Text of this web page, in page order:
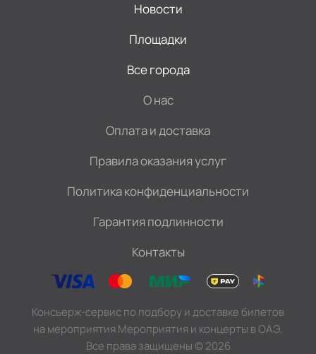
Новости
Площадки
Все города
О нас
Оплата и доставка
Правила оказания услуг
Политика конфиденциальности
Гарантия подлинности
Контакты
Консьерж-сервис по подбору и доставке билетов
на мероприятия Мероприятия и концерты в ОАЭ.
Все права защищены©2026